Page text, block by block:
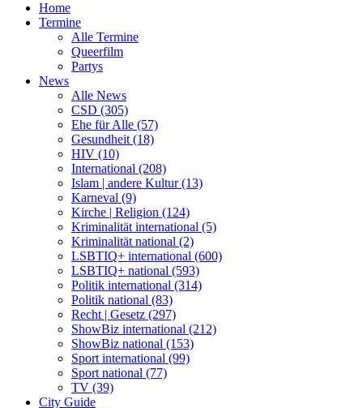
Home
Termine
Alle Termine
Queerfilm
Partys
News
Alle News
CSD (305)
Ehe für Alle (57)
Gesundheit (18)
HIV (10)
International (208)
Islam | andere Kultur (13)
Karneval (9)
Kirche | Religion (124)
Kriminalität international (5)
Kriminalität national (2)
LSBTIQ+ international (600)
LSBTIQ+ national (593)
Politik international (314)
Politik national (83)
Recht | Gesetz (297)
ShowBiz international (212)
ShowBiz national (153)
Sport international (99)
Sport national (77)
TV (39)
City Guide